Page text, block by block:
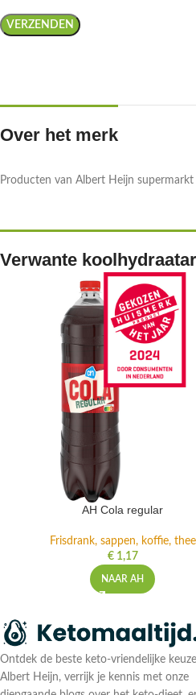
Over het merk
Producten van Albert Heijn
Verwante
AH Cola regular
Frisdrank, sappen, koffie, thee
€1,17
NAAR AH
Ontdek de beste keto-vriendelijke
Albert Heijn, verrijk je kennis met onze